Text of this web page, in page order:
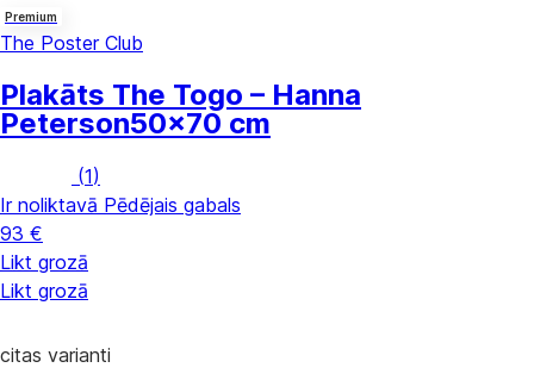
Premium
The Poster Club
Plakāts The Togo – Hanna
Peterson50x70 cm
(1)
Ir noliktavā Pēdējais gabals
93 €
Likt grozā
Likt grozā
citas varianti